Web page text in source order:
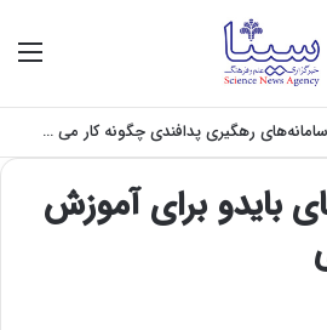
موشک‌های بالستیک و سامانه‌های رهگیری پدافندی چگونه کار می کنند؟
بایدو برای آموزش